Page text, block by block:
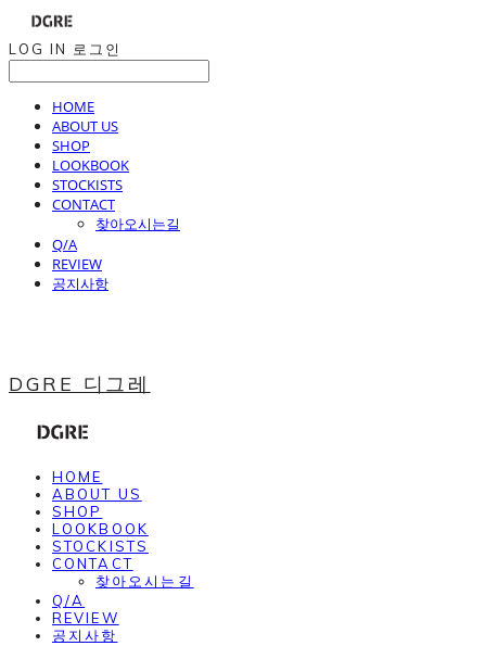
LOG IN 로그인
HOME
ABOUT US
SHOP
LOOKBOOK
STOCKISTS
CONTACT
찾아오시는길
Q/A
REVIEW
공지사항
DGRE 디그레
HOME
ABOUT US
SHOP
LOOKBOOK
STOCKISTS
CONTACT
찾아오시는길
Q/A
REVIEW
공지사항